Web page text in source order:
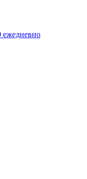
ежедневно